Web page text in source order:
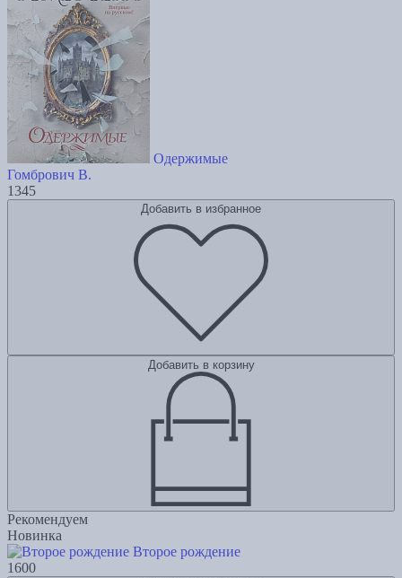
Одержимые
Гомбрович В.
1345
Добавить в избранное
Добавить в корзину
Рекомендуем
Новинка
Второе рождение
1600